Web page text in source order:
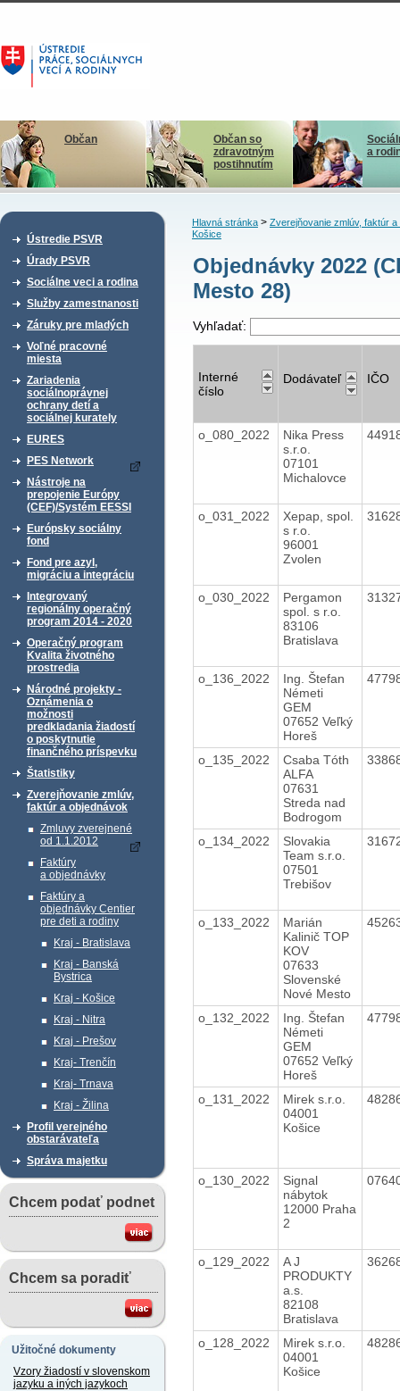
Občan
Občan so
zdravotným
postihnutím
a
Ústredie PSVR
Úrady PSVR
Sociálne veci a rodina
Služby zamestnanosti
Záruky pre mladých
Voľné pracovné
miesta
Zariadenia
sociálnoprávnej
ochrany detí a
sociálnej kurately
EURES
PES Network
Nástroje na
prepojenie Európy
(CEF)/Systém EESSI
Európsky sociálny
fond
Fond pre azyl,
migráciu a integráciu
Integrovaný
regionálny operačný
program 2014 - 2020
Operačný program
Kvalita životného
prostredia
Národné projekty -
Oznámenia o
možnosti
predkladania žiadostí
o poskytnutie
finančného príspevku
Štatistiky
Zverejňovanie zmlúv,
faktúr a objednávok
Zmluvy zverejnené
od 1.1.2012
Faktúry
a objednávky
Faktúry a
objednávky Centier
pre deti a rodiny
Kraj - Bratislava
Kraj - Banská
Bystrica
Kraj - Košice
Kraj - Nitra
Kraj - Prešov
Kraj- Trenčín
Kraj- Trnava
Kraj - Žilina
Profil verejného
obstarávateľa
Správa majetku
Chcem podať podnet
Chcem sa poradiť
Užitočné dokumenty
Vzory žiadostí v slovenskom
jazyku a iných jazykoch
Hlavná stránka> Zverejňovanie zmlúv, faktúr a
Košice
Objednávky 2022
Mesto 28)
Vyhľadať:
Interné
číslo
Dodávateľ IČO
o_080_2022
Nika Press
s.r.o.
07101
Michalovce
o_031_2022
Xepap, spol.
s r.o.
96001
Zvolen
o_030_2022
Pergamon
spol. s r.o.
83106
Bratislava
o_136_2022
Ing. Štefan
Németi
GEM
07652 Veľký
Horeš
o_135_2022
Csaba Tóth
ALFA
07631
Streda nad
Bodrogom
o_134_2022
Slovakia
Team s.r.o.
07501
Trebišov
o_133_2022
Marián
Kalinič TOP
KOV
07633
Slovenské
Nové Mesto
o_132_2022
Ing. Štefan
Németi
GEM
07652 Veľký
Horeš
o_131_2022
Mirek s.r.o.
04001
Košice
o_130_2022
Signal
nábytok
12000 Praha
2
o_129_2022
A J
PRODUKTY
a.s.
82108
Bratislava
o_128_2022
Mirek s.r.o.
04001
Košice